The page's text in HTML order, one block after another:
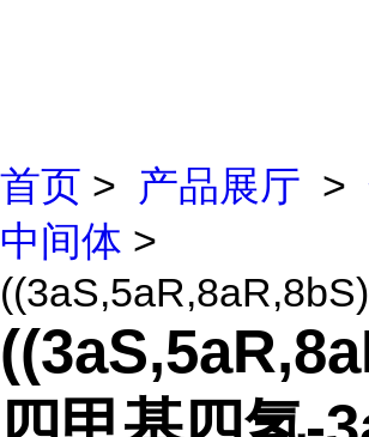
首页 > 产品展厅 >
中间体 >